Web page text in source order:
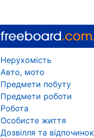
Нерухомість
Авто, мото
Предмети побуту
Предмети роботи
Робота
Особисте життя
Дозвілля та відпочинок